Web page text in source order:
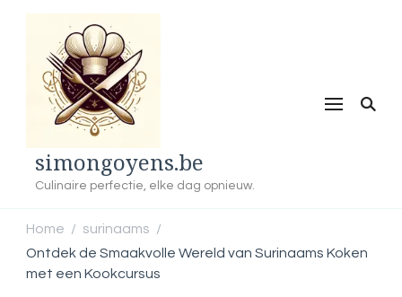
simongoyens.be
Culinaire perfectie, elke dag opnieuw.
Home / surinaams /
Ontdek de Smaakvolle Wereld van Surinaams Koken
met een Kookcursus